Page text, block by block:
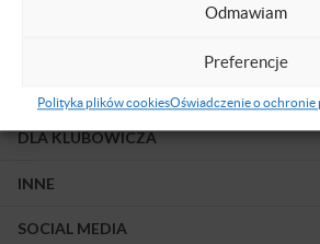
Odmawiam
Preferencje
Polityka plików cookiesOświadczenie o
Obserwuj nas!
DLA KLUBOWICZA
INNE
SOCIAL MEDIA